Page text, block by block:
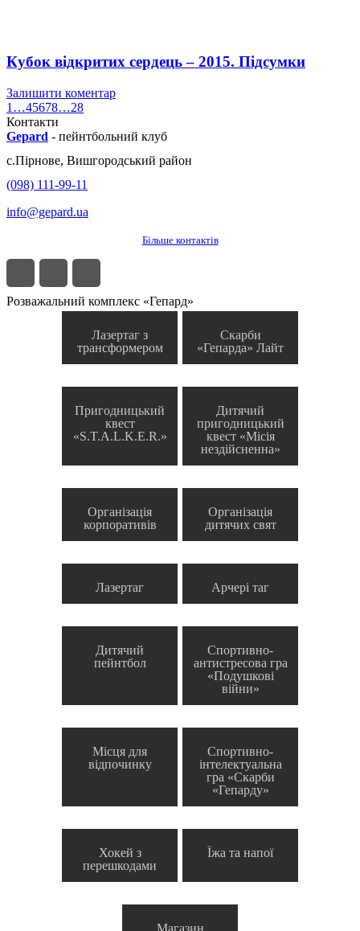
Кубок відкритих сердець – 2015. Підсумки
Залишити коментар
1 …45678…28
Контакти
Gepard - пейнтбольний клуб
с.Пірнове, Вишгородський район
(098) 111-99-11
info@gepard.ua
Більше контактів
Розважальний комплекс «Гепард»
Лазертаг з
трансформером
Скарби
«Гепарда» Лайт
Пригодницький
квест
«S.T.A.L.K.E.R.»
Дитячий
пригодницький
квест «Місія
нездійсненна»
Організація
корпоративів
Організація
дитячих свят
Лазертаг Арчері таг
Дитячий
пейнтбол
Спортивно-
антистресова гра
«Подушкові
війни»
Місця для
відпочинку
Спортивно-
інтелектуальна
гра «Скарби
«Гепарду»
Хокей з
перешкодами
Їжа та напої